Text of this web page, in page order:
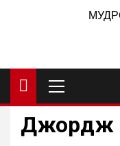
меню
Джордж